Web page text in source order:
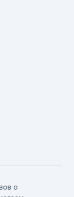
о